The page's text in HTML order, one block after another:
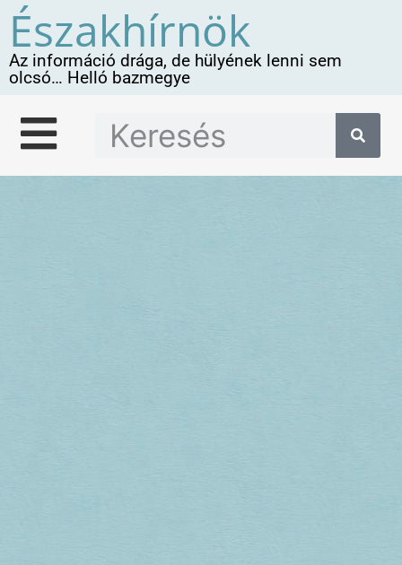
Északhírnök
Az információ drága, de hülyének lenni sem
olcsó… Helló bazmegye